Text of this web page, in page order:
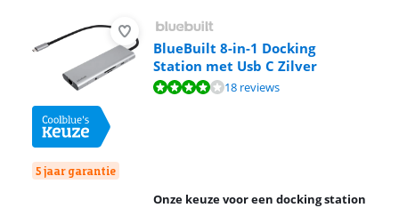
5 jaar garantie
BlueBuilt 8-in-1 Docking
Station met Usb C Zilver
Beoordeling is 7,6 van de 10, gebaseerd op 18 reviews.
18 reviews
Onze keuze voor een docking station